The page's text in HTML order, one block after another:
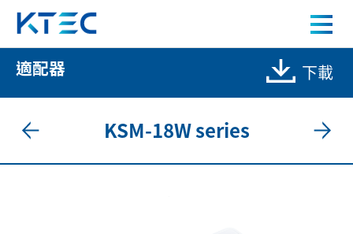
KSD-18W series 18W 充電器
產品中心
適配器 下載
KSM-18W series